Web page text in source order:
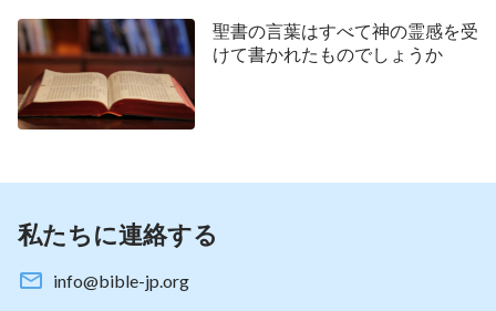
と当時の人間が必要としていたものを土台にしてい
た。律法の時代におけるヤーウェ神の御言葉は、人
間が地上で正常な生活を送れるように語られたもの
であり、恵みの時代に主イエスがお話しになった御
呼べず、永遠のいのちの道とは呼べないんだ。
「では、永遠のいのちの道とは正確には何だろう
や制約を受けないようにし、自分のいのちの性質が
聖書の言葉はすべて神の霊感を受
けて書かれたものでしょうか
私たちに連絡する
info@bible-jp.org